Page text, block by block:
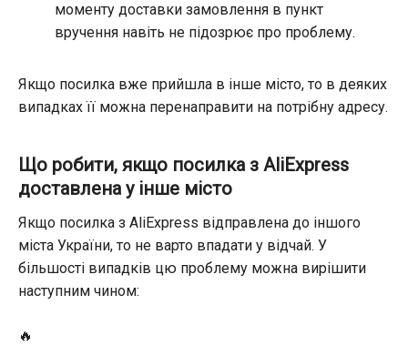
моменту доставки замовлення в пункт
вручення навіть не підозрює про проблему.
Якщо посилка вже прийшла в інше місто, то в деяких
випадках її можна перенаправити на потрібну адресу.
Що робити, якщо посилка з AliExpress
доставлена у інше місто
Якщо посилка з AliExpress відправлена до іншого
міста України, то не варто впадати у відчай. У
більшості випадків цю проблему можна вирішити
наступним чином:
🔥